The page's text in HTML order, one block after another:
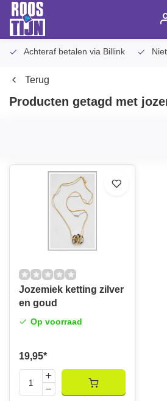
Achteraf betalen via Billink
Terug
Producten getagd met
Jozemiek ketting zilver
en goud
Op voorraad
19,95*